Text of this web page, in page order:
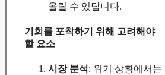
올릴 수 있답니다.
기회를 포착하기 위해 고려해야
할 요소
시장 분석 : 위기 상황에서는